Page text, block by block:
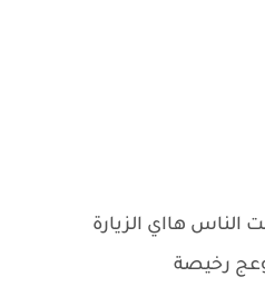
الناس هااي الزيارة
رخيصة